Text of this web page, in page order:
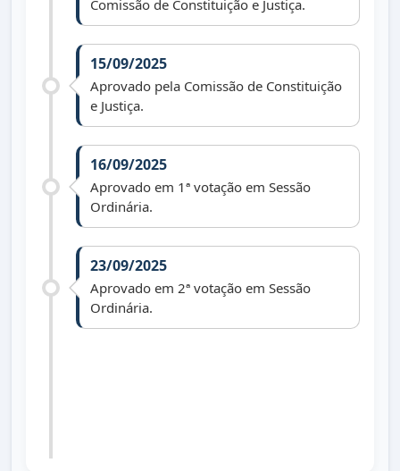
Comissão de Constituição e Justiça.
15/09/2025
Aprovado pela Comissão de Constituição
e Justiça.
16/09/2025
Aprovado em 1ª votação em Sessão
Ordinária.
23/09/2025
Aprovado em 2ª votação em Sessão
Ordinária.